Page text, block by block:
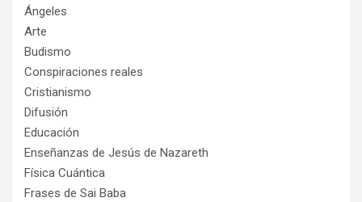
Ángeles
Arte
Budismo
Conspiraciones reales
Cristianismo
Difusión
Educación
Enseñanzas de Jesús de Nazareth
Física Cuántica
Frases de Sai Baba